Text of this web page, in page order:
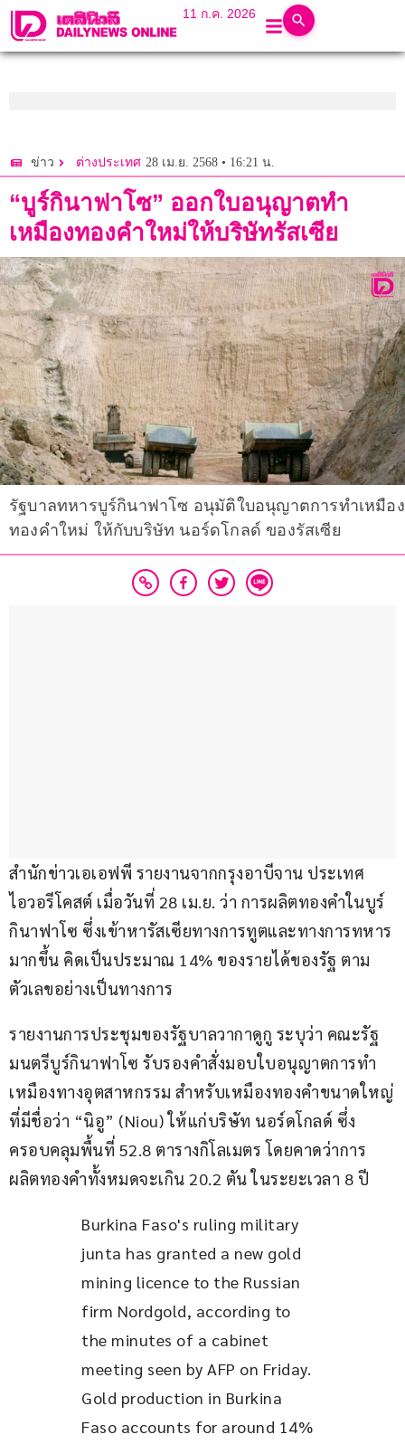
11 ก.ค. 2026
ข่าว ต่างประเทศ 28 เม.ย. 2568 • 16:21 น.
“บูร์กินาฟาโซ” ออกใบอนุญาตทำ
เหมืองทองคำใหม่ให้บริษัทรัสเซีย
รัฐบาลทหารบูร์กินาฟาโซ อนุมัติใบอนุญาตการทำเหมือง
ทองคำใหม่ ให้กับบริษัท นอร์ดโกลด์ ของรัสเซีย
สำนักข่าวเอเอฟพี รายงานจากกรุงอาบีจาน ประเทศ
ไอวอรีโคสต์ เมื่อวันที่ 28 เม.ย. ว่า การผลิตทองคำในบูร์
กินาฟาโซ ซึ่งเข้าหารัสเซียทางการทูตและทางการทหาร
มากขึ้น คิดเป็นประมาณ 14% ของรายได้ของรัฐ ตาม
ตัวเลขอย่างเป็นทางการ
รายงานการประชุมของรัฐบาลวากาดูกู ระบุว่า คณะรัฐ
มนตรีบูร์กินาฟาโซ รับรองคำสั่งมอบใบอนุญาตการทำ
เหมืองทางอุตสาหกรรม สำหรับเหมืองทองคำขนาดใหญ่
ที่มีชื่อว่า “นิอู” (Niou) ให้แก่บริษัท นอร์ดโกลด์ ซึ่ง
ครอบคลุมพื้นที่ 52.8 ตารางกิโลเมตร โดยคาดว่าการ
ผลิตทองคำทั้งหมดจะเกิน 20.2 ตัน ในระยะเวลา 8 ปี
Burkina Faso's ruling military
junta has granted a new gold
mining licence to the Russian
firm Nordgold, according to
the minutes of a cabinet
meeting seen by AFP on Friday.
Gold production in Burkina
Faso accounts for around 14%